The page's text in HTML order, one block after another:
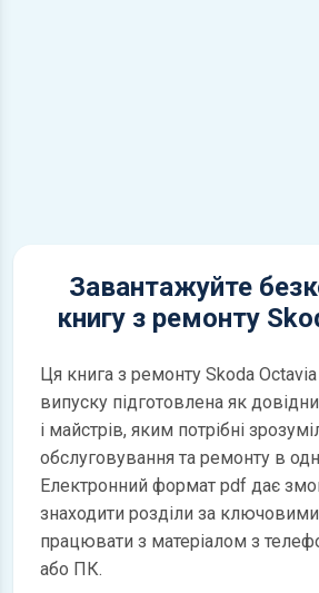
Завантажуйте
книгу з ремонту
Ця книга з ремонту Skoda
випуску підготовлена як
і майстрів, яким потрібні
обслуговування та ремонту в
Електронний формат pdf дає
знаходити розділи за
працювати з матеріалом з
або ПК.